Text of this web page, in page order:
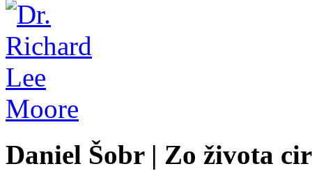
Daniel Šobr | Zo života